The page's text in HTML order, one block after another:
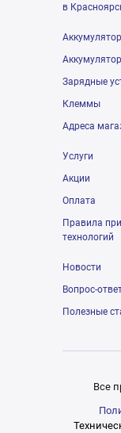
в
Зарядные
Клеммы
Адреса
Услуги
Акции
Оплата
Правила
технологий
Новости
Вопрос-
Полезные
Все